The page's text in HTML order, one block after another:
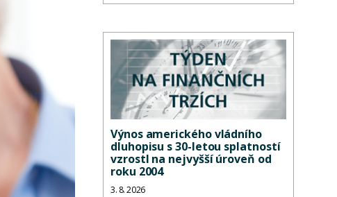
Výnos amerického vládního
dluhopisu s 30-letou splatností
vzrostl na nejvyšší úroveň od
roku 2004
3. 8. 2026